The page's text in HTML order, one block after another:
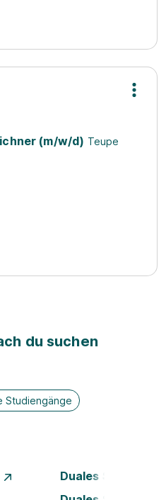
(m/w/d) Teupe
du suchen
Studiengänge
Duales Studium